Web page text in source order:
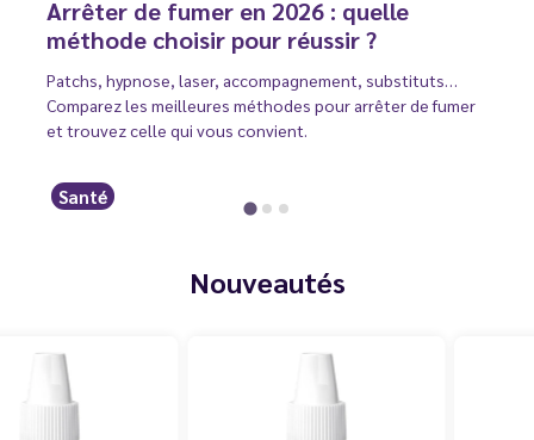
Arrêter de fumer en 2026 : quelle
méthode choisir pour réussir ?
Patchs, hypnose, laser, accompagnement, substituts…
Comparez les meilleures méthodes pour arrêter de fumer
et trouvez celle qui vous convient.
Santé
Nouveautés